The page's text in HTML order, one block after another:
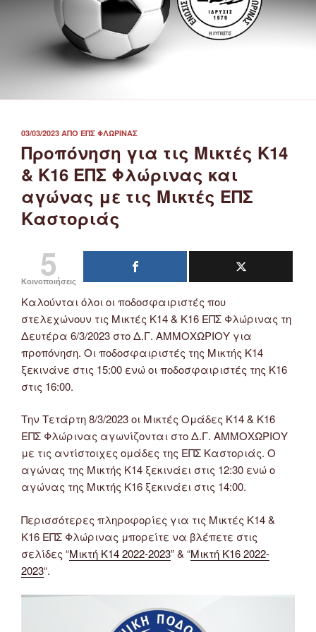
ΔΗΜΟΣΙΕΎΤΗΚΕ
ΣΤΙΣ
03/03/2023 ΑΠΌ ΕΠΣ ΦΛΏΡΙΝΑΣ
Προπόνηση για τις Μικτές Κ14
& Κ16 ΕΠΣ Φλώρινας και
αγώνας με τις Μικτές ΕΠΣ
Καστοριάς
5
Κοινοποιήσεις
Καλούνται όλοι οι ποδοσφαιριστές που
στελεχώνουν τις Μικτές Κ14 & Κ16 ΕΠΣ Φλώρινας τη
Δευτέρα 6/3/2023 στο Δ.Γ. ΑΜΜΟΧΩΡΙΟΥ για
προπόνηση. Οι ποδοσφαιριστές της Μικτής Κ14
ξεκινάνε στις 15:00 ενώ οι ποδοσφαιριστές της Κ16
στις 16:00.
Την Τετάρτη 8/3/2023 οι Μικτές Ομάδες Κ14 & Κ16
ΕΠΣ Φλώρινας αγωνίζονται στο Δ.Γ. ΑΜΜΟΧΩΡΙΟΥ
με τις αντίστοιχες ομάδες της ΕΠΣ Καστοριάς. Ο
αγώνας της Μικτής Κ14 ξεκινάει στις 12:30 ενώ ο
αγώνας της Μικτής Κ16 ξεκινάει στις 14:00.
Περισσότερες πληροφορίες για τις Μικτές Κ14 &
Κ16 ΕΠΣ Φλώρινας μπορείτε να βλέπετε στις
σελίδες “Μικτή Κ14 2022-2023” & “Μικτή Κ16 2022-
2023“.